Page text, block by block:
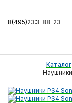
8(495)233-88-23
Каталог